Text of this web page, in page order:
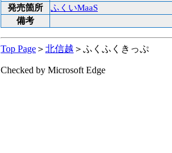
発売箇所
ふくいMaaS
備考
Top Page ＞ 北信越 ＞ふくふくきっぷ
Checked by Microsoft Edge